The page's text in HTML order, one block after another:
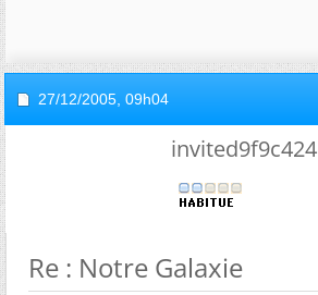
27/12/2005, 09h04
invited9f9c424
Re : Notre Galaxie